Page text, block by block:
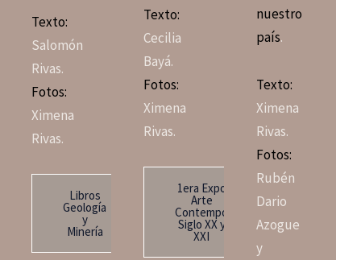
Texto:
Salomón
Rivas.
Fotos:
Ximena
Rivas.
Libros
Geología
y
Minería
Texto:
Cecilia
Bayá.
Fotos:
Ximena
Rivas.
1era Expo
Arte
Contempo
Siglo XX y
XXI
nuestro
país.
Texto:
Ximena
Rivas.
Fotos:
Rubén
Dario
Azogue
y